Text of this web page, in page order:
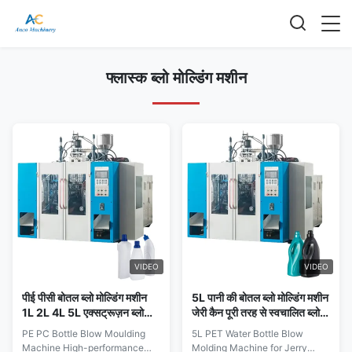
फ्लास्क ब्लो मोल्डिंग मशीन
VIDEO
पीई पीसी बोतल ब्लो मोल्डिंग मशीन
1L 2L 4L 5L एक्सट्रूज़न ब्लो
मोल्डिंग मशीनें
PE PC Bottle Blow Moulding
Machine High-performance
VIDEO
5L पानी की बोतल ब्लो मोल्डिंग मशीन
जेरी कैन पूरी तरह से स्वचालित ब्लो
मोल्डिंग मशीन
5L PET Water Bottle Blow
Molding Machine for Jerry